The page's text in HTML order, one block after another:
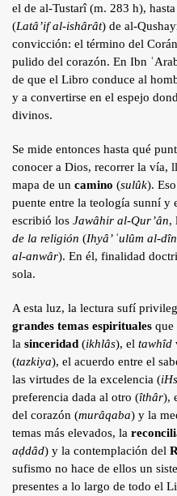
el de al-Tustarî (m. 283 h),
(Latâ’if al-ishârât) de al-
convicción: el término del
pulido del corazón. En Ibn
de que el Libro conduce al
y a convertirse en el espejo
divinos.
Se mide entonces hasta qué
conocer a Dios, recorrer la vía,
mapa de un camino (sulûk).
puente entre la teología sunní y
escribió los Jawâhir al-Qur’ân,
de la religión (Ihyâ’ ʿulûm al-dîn
al-anwâr). En él, finalidad
sola.
A esta luz, la lectura sufí
grandes temas espirituales que
la sinceridad (ikhlâs), el tawhîd
(tazkiya), el acuerdo entre el
las virtudes de la excelencia (
preferencia dada al otro (îthâr),
del corazón (murâqaba) y la
temas más elevados, la
aḍdâd) y la contemplación del
sufismo no hace de ellos un
presentes a lo largo de todo el